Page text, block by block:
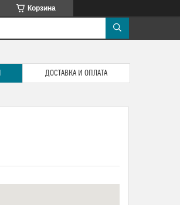
Корзина
ДОСТАВКА И ОПЛАТА